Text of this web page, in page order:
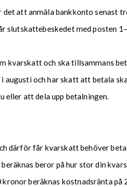
det att anmäla bankkonto senast
slutskattebeskedet med posten
kvarskatt och ska tillsammans
augusti och har skatt att betala
eller att dela upp betalningen.
därför får kvarskatt behöver
beror på hur stor din
beräknas kostnadsränta på